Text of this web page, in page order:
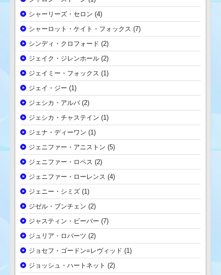
シャーリーズ・セロン (4)
シャーロット・ケイト・フォックス (7)
シンディ・クロフォード (2)
ジェイク・ジレンホール (2)
ジェイミー・フォックス (1)
ジェイ・ジー (1)
ジェシカ・アルバ(2)
ジェシカ・チャステイン (1)
ジェナ・ディーワン (1)
ジェニファー・アニストン (5)
ジェニファー・ロペス (2)
ジェニファー・ローレンス (4)
ジェニー・シミズ (1)
ジゼル・ブンチェン (2)
ジャスティン・ビーバー (7)
ジュリア・ロバーツ (2)
ジョセフ・ゴードン=レヴィッド (1)
ジョッシュ・ハートネット (2)